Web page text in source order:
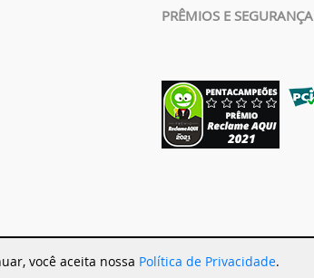
PRÊMIOS E SEGURANÇA
você aceita nossa Política de Privacidade.